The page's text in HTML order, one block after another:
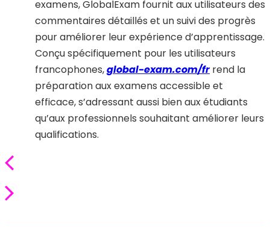
examens, GlobalExam fournit aux utilisateurs des
commentaires détaillés et un suivi des progrès
pour améliorer leur expérience d’apprentissage.
Conçu spécifiquement pour les utilisateurs
francophones,global-exam.com/frrend la
préparation aux examens accessible et
efficace, s’adressant aussi bien aux étudiants
qu’aux professionnels souhaitant améliorer leurs
qualifications.